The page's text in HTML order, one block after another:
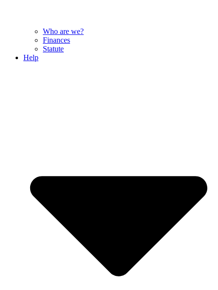
Who are we?
Finances
Statute
Help